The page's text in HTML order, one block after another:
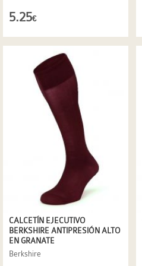
5.25€
CALCETÍN EJECUTIVO
BERKSHIRE ANTIPRESIÓN ALTO
EN GRANATE
Berkshire